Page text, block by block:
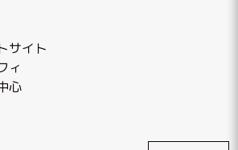
サイト
ィ
心